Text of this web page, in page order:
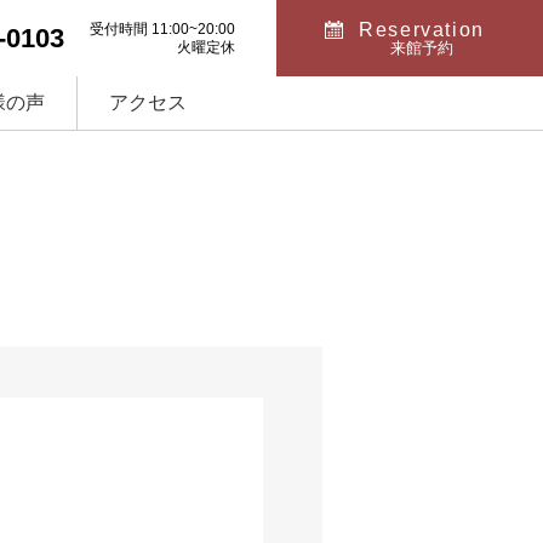
受付時間 11:00~20:00
火曜定休
Reservation
来館予約
の声 アクセス